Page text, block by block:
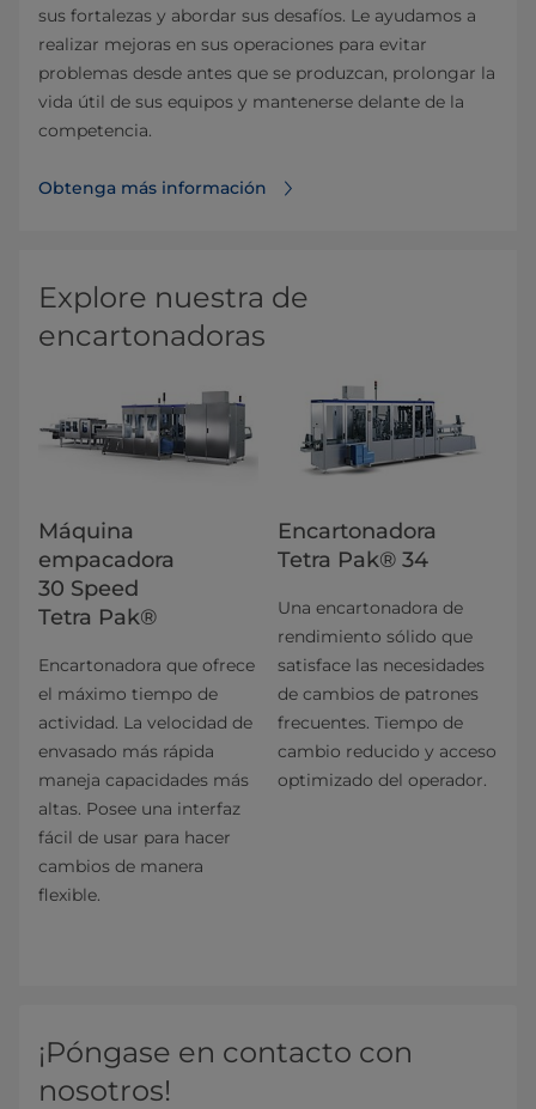
sus fortalezas y abordar sus desafíos. Le ayudamos a
realizar mejoras en sus operaciones para evitar
problemas desde antes que se produzcan, prolongar la
vida útil de sus equipos y mantenerse delante de la
competencia.
Obtenga más información
Explore nuestra de
encartonadoras
Máquina
empacadora
30 Speed
Tetra Pak®
Encartonadora que ofrece
el máximo tiempo de
actividad. La velocidad de
envasado más rápida
maneja capacidades más
altas. Posee una interfaz
fácil de usar para hacer
cambios de manera
flexible.
Encartonadora
Tetra Pak® 34
Una encartonadora de
rendimiento sólido que
satisface las necesidades
de cambios de patrones
frecuentes. Tiempo de
cambio reducido y acceso
optimizado del operador.
¡Póngase en contacto con
nosotros!